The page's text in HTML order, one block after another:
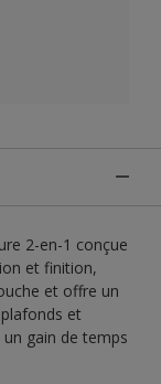
2-en-1 conçue
et finition,
et offre un
et
gain de temps